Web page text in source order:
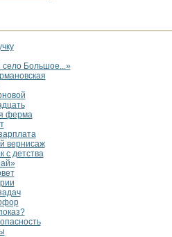
село Большое...»
ферма
вернисаж
с детства